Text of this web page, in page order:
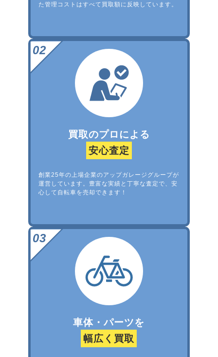
た管理コストはすべて買取額に反映しています。
買取のプロによる
安心査定
創業25年の上場企業のアップガレージグループが
運営しています。豊富な実績と丁寧な査定で、安
心して自転車を売却できます！
車体・パーツを
幅広く買取